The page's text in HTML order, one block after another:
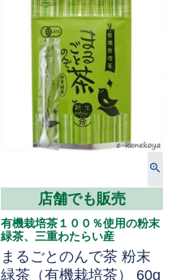
店舗でも販売
有機栽培茶１００％使用の粉末
緑茶、三重わたらい産
まるごとのんで茶 粉末
緑茶（有機栽培茶） 60g